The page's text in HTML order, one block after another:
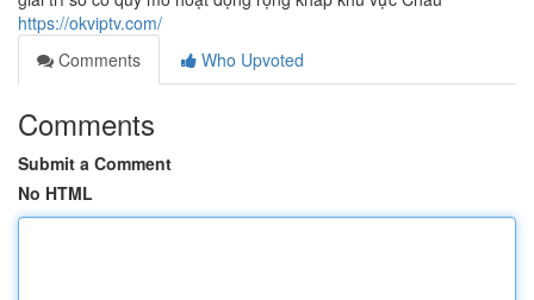
https://okviptv.com/
Comments
Who Upvoted
Comments
Submit a Comment
No HTML